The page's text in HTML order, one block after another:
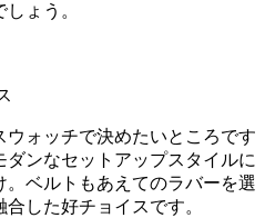
ょう。
ォッチで決めたいところです
ンなセットアップスタイルに
ベルトもあえてのラバーを選
した好チョイスです。